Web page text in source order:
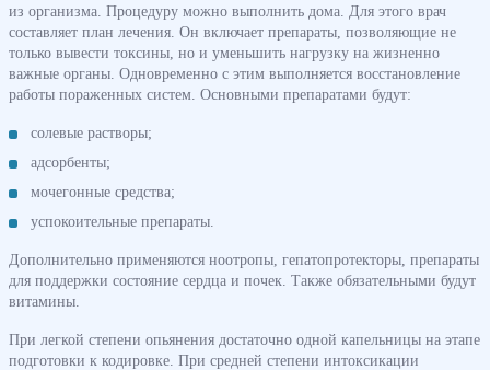
из организма. Процедуру можно выполнить дома. Для этого врач
составляет план лечения. Он включает препараты, позволяющие не
только вывести токсины, но и уменьшить нагрузку на жизненно
важные органы. Одновременно с этим выполняется восстановление
работы пораженных систем. Основными препаратами будут:
солевые растворы;
адсорбенты;
мочегонные средства;
успокоительные препараты.
Дополнительно применяются ноотропы, гепатопротекторы, препараты
для поддержки состояние сердца и почек. Также обязательными будут
витамины.
При легкой степени опьянения достаточно одной капельницы на этапе
подготовки к кодировке. При средней степени интоксикации